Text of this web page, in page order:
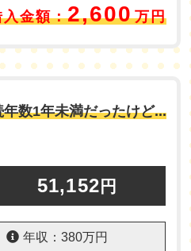
入金額：2,600万円
年数1年未満だったけど...
51,152 円
年収：380万円